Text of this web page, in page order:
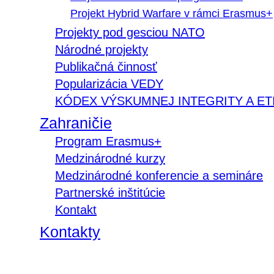
Projekt Hybrid Warfare v rámci Erasmus+
Projekty pod gesciou NATO
Národné projekty
Publikačná činnosť
Popularizácia VEDY
KÓDEX VÝSKUMNEJ INTEGRITY A
Zahraničie
Program Erasmus+
Medzinárodné kurzy
Medzinárodné konferencie a semináre
Partnerské inštitúcie
Kontakt
Kontakty